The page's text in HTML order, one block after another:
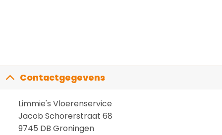
Contactgegevens
Limmie's Vloerenservice
Jacob Schorerstraat 68
9745 DB Groningen